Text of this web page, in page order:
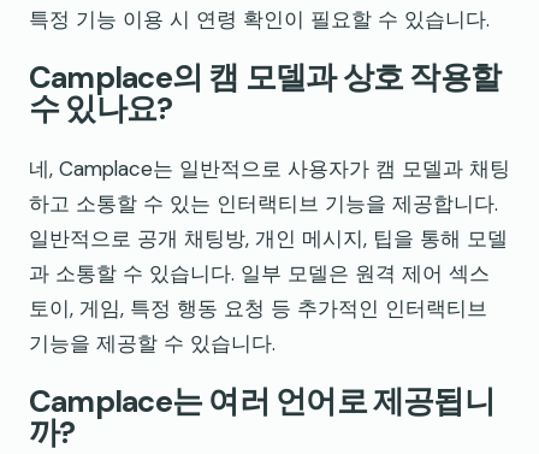
특정 기능 이용 시 연령 확인이 필요할 수 있습니다.
Camplace의 캠 모델과 상호 작용할
수 있나요?
네, Camplace는 일반적으로 사용자가 캠 모델과 채팅
하고 소통할 수 있는 인터랙티브 기능을 제공합니다.
일반적으로 공개 채팅방, 개인 메시지, 팁을 통해 모델
과 소통할 수 있습니다. 일부 모델은 원격 제어 섹스
토이, 게임, 특정 행동 요청 등 추가적인 인터랙티브
기능을 제공할 수 있습니다.
Camplace는 여러 언어로 제공됩니
까?